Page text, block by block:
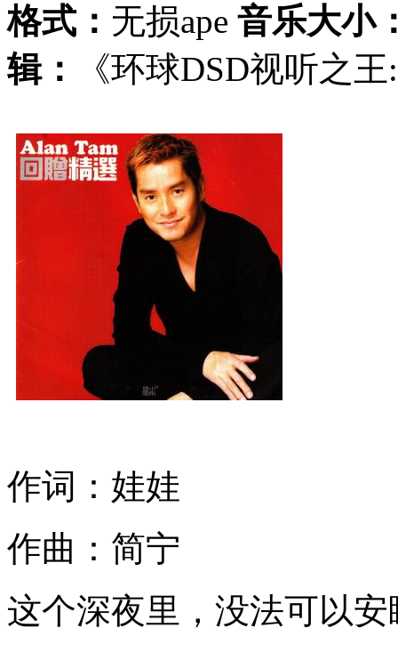
格式： 无损ape 音乐大小
辑：
《环球DSD视听之
作词：娃娃
作曲：简宁
这个深夜里，没法可以